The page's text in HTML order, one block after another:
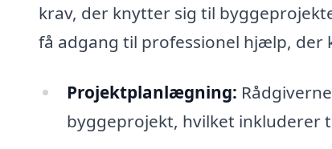
krav, der knytter sig til
få adgang til professionel hjælp,
Projektplanlægning:
byggeprojekt, hvilket inkluderer